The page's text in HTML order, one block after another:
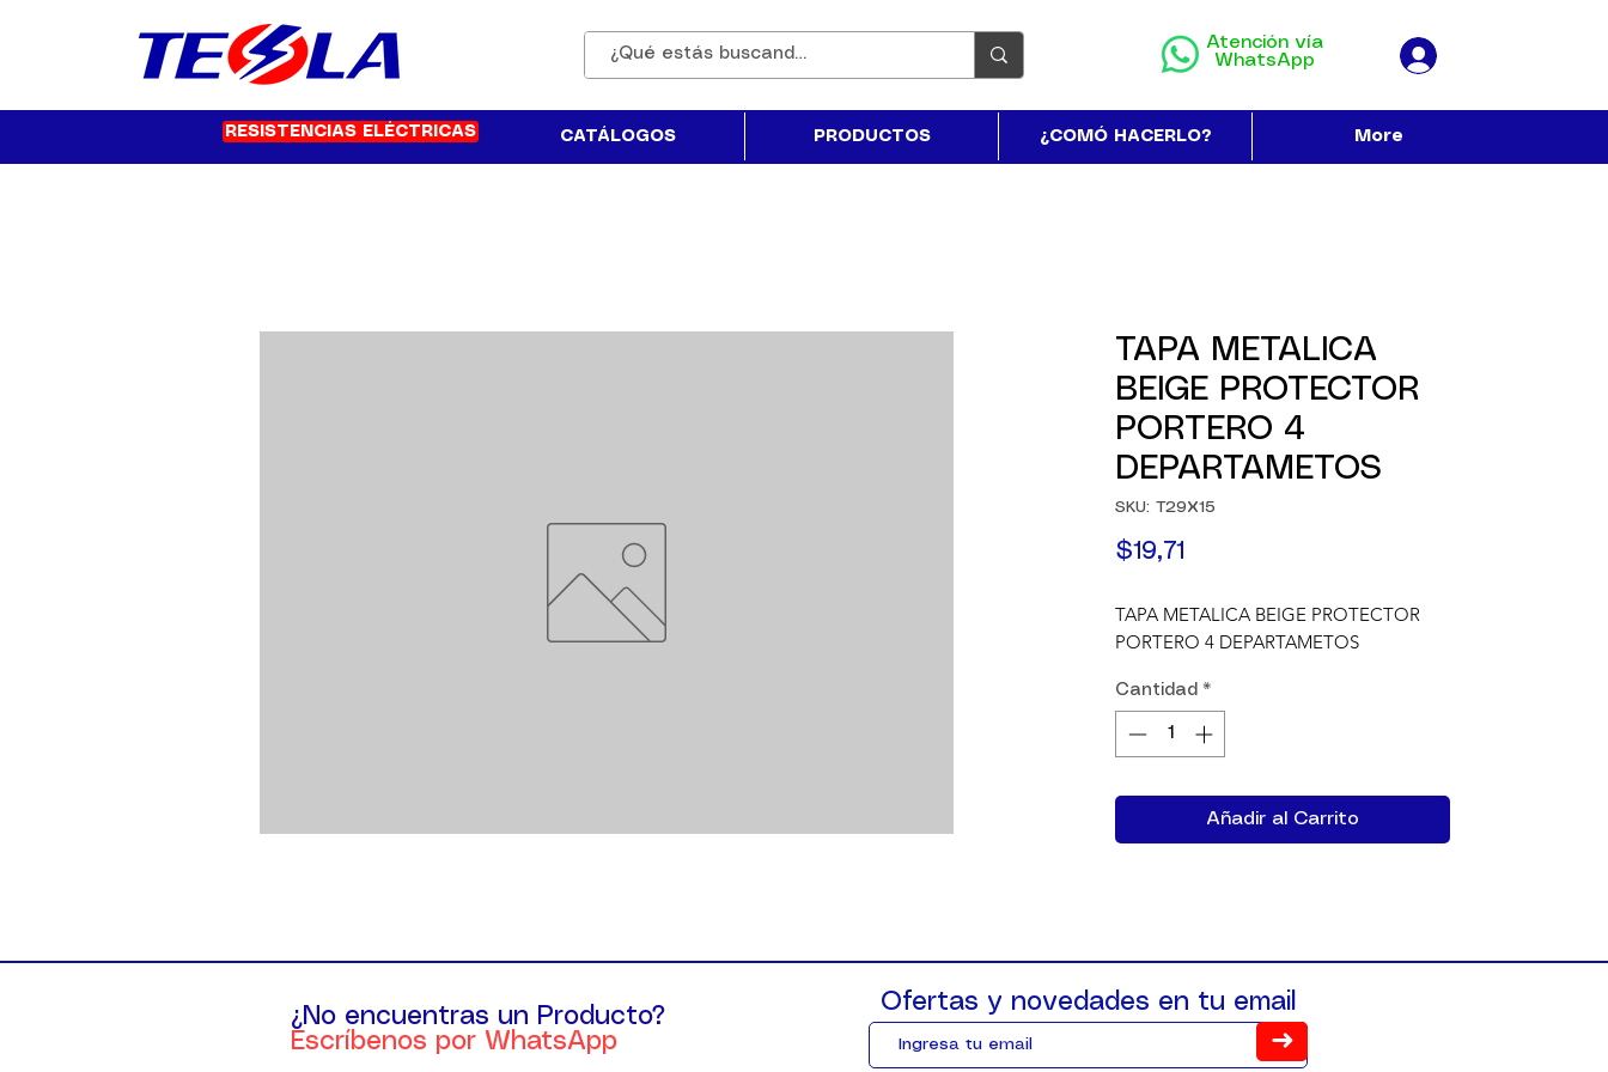
Atención vía
WhatsApp
RESISTENCIAS ELÉCTRICAS CATÁLOGOS PRODUCTOS ¿COMÓ HACERLO? More
TAPA METALICA
BEIGE PROTECTOR
PORTERO 4
DEPARTAMETOS
SKU: T29X15
$19,71
TAPA METALICA BEIGE PROTECTOR
PORTERO 4 DEPARTAMETOS
Cantidad *
Añadir al Carrito
¿No encuentras un Producto?
Escríbenos por WhatsApp
Ofertas y novedades en tu email
➜